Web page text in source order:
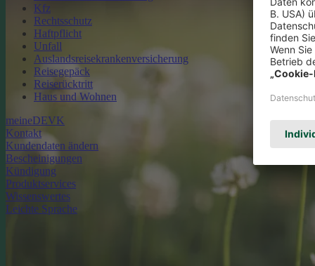
Kfz
Rechtsschutz
Haftpflicht
Unfall
Auslandsreisekrankenversicherung
Reisegepäck
Reiserücktritt
Haus und Wohnen
meineDEVK
Kontakt
Kundendaten ändern
Bescheinigungen
Kündigung
Produktservices
Wissenswertes
Leichte Sprache